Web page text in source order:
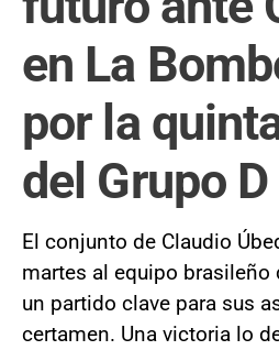
en La
por la
del Grupo D
El conjunto de Claudio
martes al equipo brasileño
un partido clave para sus
certamen. Una victoria lo